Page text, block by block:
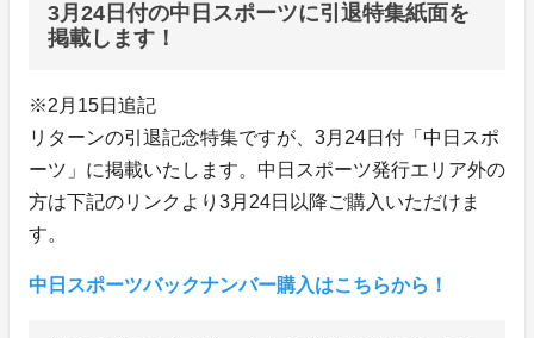
3月24日付の中日スポーツに引退特集紙面を
掲載します！
※2月15日追記
リターンの引退記念特集ですが、3月24日付「中日スポ
ーツ」に掲載いたします。中日スポーツ発行エリア外の
方は下記のリンクより3月24日以降ご購入いただけま
す。
中日スポーツバックナンバー購入はこちらから！